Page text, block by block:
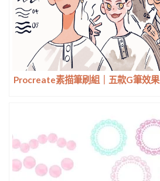
Procreate素描筆刷組｜五款G筆效果